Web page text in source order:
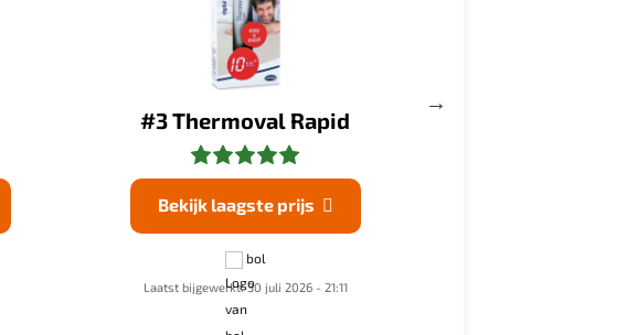
#3 Thermoval Rapid
Bekijk laagste prijs 
bol
Laatst bijgewerkt: 30 juli 2026 - 21:11